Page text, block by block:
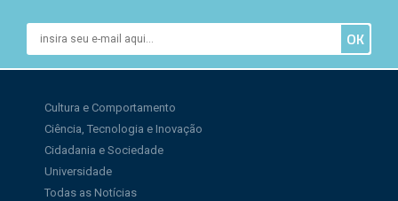
Cultura e Comportamento
Ciência, Tecnologia e Inovação
Cidadania e Sociedade
Universidade
Todas as Notícias